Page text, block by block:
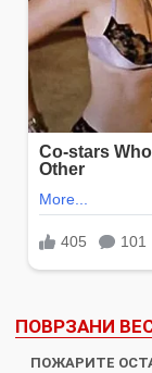
ПОВРЗАНИ
ПОЖАРИТЕ